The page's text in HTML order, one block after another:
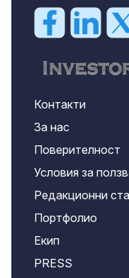
Контакти
За нас
Поверителност
Условия за
Редакционни
Портфолио
Екип
PRESS